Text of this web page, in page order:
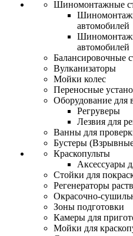
Шиномонтажные
автомобилей
автомобилей
Балансировочные
Вулканизаторы
Мойки колес
Переносные
Оборудование для
Регруверы
Лезвия для
Ванны для
Бустеры
Краскопульты
Аксессуары
Стойки для
Регенераторы
Окрасочно-
Зоны подготовки
Камеры для
Мойки для